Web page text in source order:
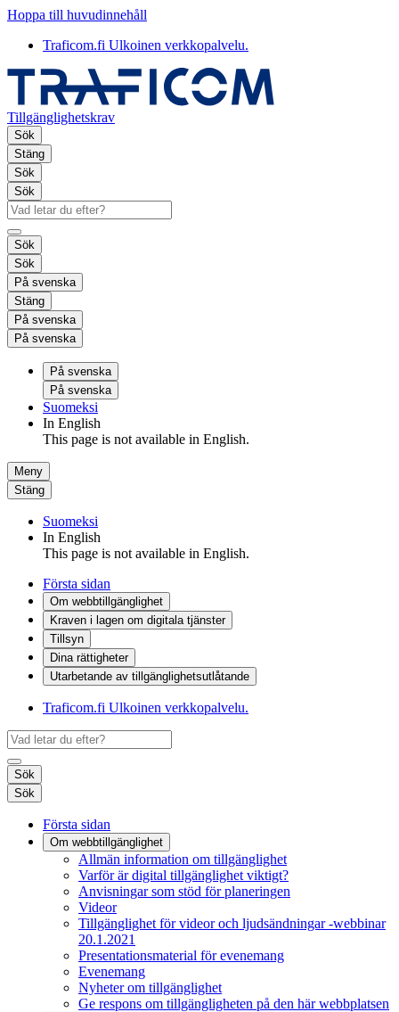
Hoppa till huvudinnehåll
Traficom.fi Ulkoinen verkkopalvelu.
Tillgänglighetskrav
Sök
Stäng
Sök
Sök
Sök
Sök
På svenska
Stäng
På svenska
På svenska
På svenska
På svenska
Suomeksi
In English
This page is not available in English.
Meny
Stäng
Suomeksi
In English
This page is not available in English.
Första sidan
Om webbtillgänglighet
Kraven i lagen om digitala tjänster
Tillsyn
Dina rättigheter
Utarbetande av tillgänglighets­utlåtande
Traficom.fi Ulkoinen verkkopalvelu.
Sök
Sök
Första sidan
Om webbtillgänglighet
Allmän information om tillgänglighet
Varför är digital tillgänglighet viktigt?
Anvisningar som stöd för planeringen
Videor
Tillgänglighet för videor och ljudsändningar -webbinar
20.1.2021
Presentationsmaterial för evenemang
Evenemang
Nyheter om tillgänglighet
Ge respons om tillgängligheten på den här webbplatsen